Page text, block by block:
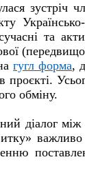
зустріч
та
гугл форма,
обміну.
діалог